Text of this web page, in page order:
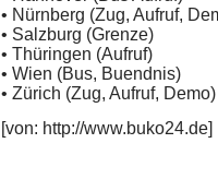
• Nürnberg (Zug, Aufruf,
• Salzburg (Grenze)
• Thüringen (Aufruf)
• Wien (Bus, Buendnis)
• Zürich (Zug, Aufruf, Demo)
[von: http://www.buko24.de]